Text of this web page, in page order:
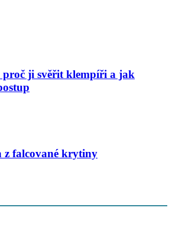
ji svěřit klempíři a jak
z falcované krytiny